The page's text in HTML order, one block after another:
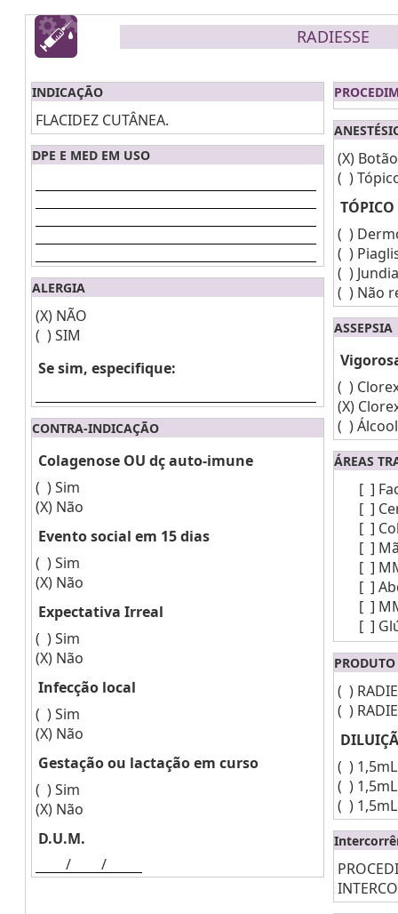
RADIESSE
INDICAÇÃO
FLACIDEZ CUTÂNEA.
DPE E MED EM USO
ALERGIA
(X) NÃO
( )SIM
Se sim, especifique:
CONTRA-INDICAÇÃO
Colagenose OU dç auto-imune
( )Sim
(X) Não
Evento social em 15 dias
( )Sim
(X) Não
Expectativa Irreal
( )Sim
(X) Não
Infecção local
( )Sim
(X) Não
Gestação ou lactação em curso
( )Sim
(X) Não
D.U.M.
/
/
(X)
( )
TÓPICO
( )
( )
( )
( ) Não
ASSEPSIA
( )
(X)
( )
ÁREAS
[ ]
[ ]
[ ]
[ ]
[ ]
[ ]
[ ]
[ ]
( )
( )
( )
( )
( )